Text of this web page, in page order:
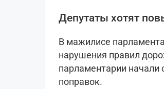
Депутаты хотят
В мажилисе
нарушения правил
парламентарии
поправок.